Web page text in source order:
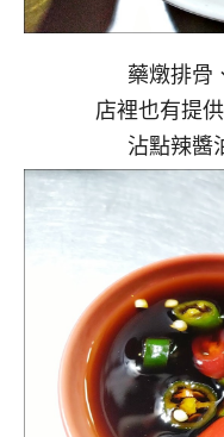
藥燉排骨
店裡也有提
沾點辣醬